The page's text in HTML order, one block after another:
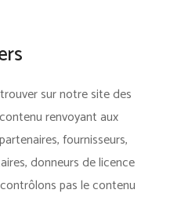
sur notre site des
renvoyant aux
fournisseurs,
donneurs de licence
pas le contenu